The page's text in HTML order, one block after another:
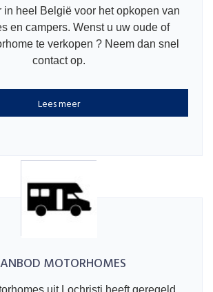
in heel België voor het opkopen van
en campers. Wenst u uw oude of
te verkopen ? Neem dan snel
contact op.
Lees meer
MOTORHOMES
uit Lochristi heeft geregeld